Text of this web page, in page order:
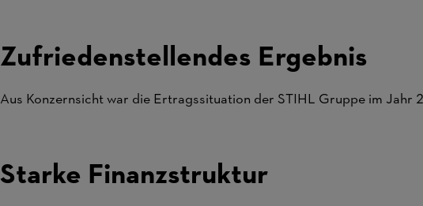
Zufriedenstellendes Ergebnis
Aus Konzernsicht war die Ertragssituation der STIHL Gruppe im Jahr
Starke Finanzstruktur